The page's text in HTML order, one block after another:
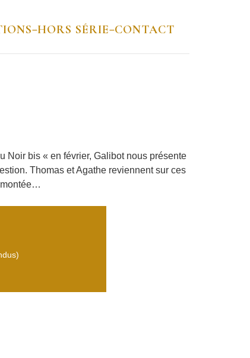
–HORS SÉRIE–CONTACT
Noir bis « en février, Galibot nous présente
Thomas et Agathe reviennent sur ces